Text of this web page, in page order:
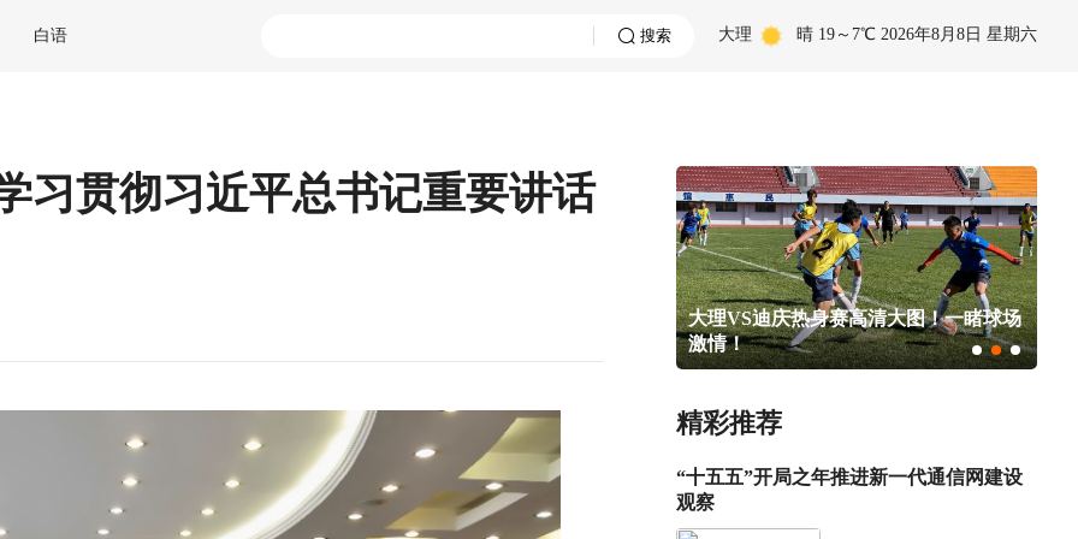
白语 搜索 大理 晴 19～7℃ 2026年8月8日 星期六
习贯彻习近平总书记重要讲话
大理VS迪庆热身赛高清大图！一睹球场
谁还没打卡？“云南白茶市集” 开街
乐直接拉满→
精彩推荐
“十五五”开局之年推进新一代通信网建设
观察